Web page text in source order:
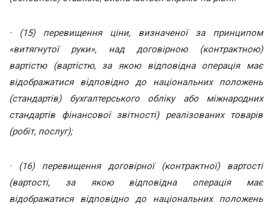
· (15) перевищення ціни, визначеної за принципом
«витягнутої руки», над договірною (контрактною)
вартістю (вартістю, за якою відповідна операція має
відображатися відповідно до національних положень
(стандартів) бухгалтерського обліку або міжнародних
стандартів фінансової звітності) реалізованих товарів
(робіт, послуг);
· (16) перевищення договірної (контрактної) вартості
(вартості, за якою відповідна операція має
відображатися відповідно до національних положень